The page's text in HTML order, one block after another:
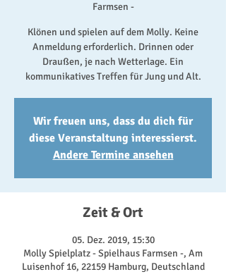
Farmsen -
Klönen und spielen auf dem Molly. Keine
Anmeldung erforderlich. Drinnen oder
Draußen, je nach Wetterlage. Ein
kommunikatives Treffen für Jung und Alt.
Wir freuen uns, dass du dich für
diese Veranstaltung interessierst.
Andere Termine ansehen
Zeit & Ort
05. Dez. 2019, 15:30
Molly Spielplatz - Spielhaus Farmsen -, Am
Luisenhof 16, 22159 Hamburg, Deutschland